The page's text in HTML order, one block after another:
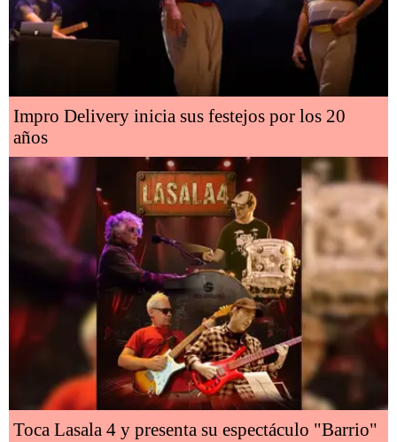
Impro Delivery inicia sus festejos por los 20
años
Toca Lasala 4 y presenta su espectáculo "Barrio"